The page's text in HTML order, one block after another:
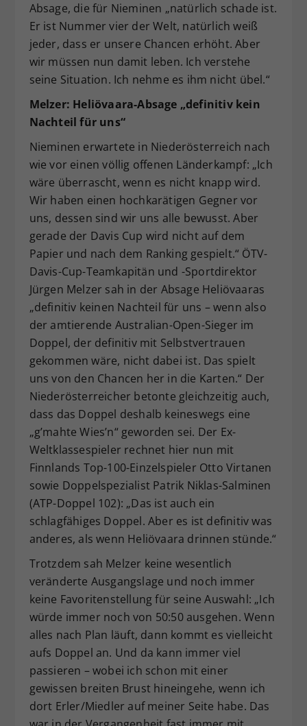
Absage, die für Nieminen „natürlich schade ist.
Er ist Nummer vier der Welt, natürlich weiß
jeder, dass er unsere Chancen erhöht. Aber
wir müssen nun damit leben. Ich verstehe
seine Situation. Ich nehme es ihm nicht übel.“
Melzer: Heliövaara-Absage „definitiv kein
Nachteil für uns“
Nieminen erwartete in Niederösterreich nach
wie vor einen völlig offenen Länderkampf: „Ich
wäre überrascht, wenn es nicht knapp wird.
Wir haben einen hochkarätigen Gegner vor
uns, dessen sind wir uns alle bewusst. Aber
gerade der Davis Cup wird nicht auf dem
Papier und nach dem Ranking gespielt.“ ÖTV-
Davis-Cup-Teamkapitän und -Sportdirektor
Jürgen Melzer sah in der Absage Heliövaaras
„definitiv keinen Nachteil für uns – wenn also
der amtierende Australian-Open-Sieger im
Doppel, der definitiv mit Selbstvertrauen
gekommen wäre, nicht dabei ist. Das spielt
uns von den Chancen her in die Karten.“ Der
Niederösterreicher betonte gleichzeitig auch,
dass das Doppel deshalb keineswegs eine
„g’mahte Wies’n“ geworden sei. Der Ex-
Weltklassespieler rechnet hier nun mit
Finnlands Top-100-Einzelspieler Otto Virtanen
sowie Doppelspezialist Patrik Niklas-Salminen
(ATP-Doppel 102): „Das ist auch ein
schlagfähiges Doppel. Aber es ist definitiv was
anderes, als wenn Heliövaara drinnen stünde.“
Trotzdem sah Melzer keine wesentlich
veränderte Ausgangslage und noch immer
keine Favoritenstellung für seine Auswahl: „Ich
würde immer noch von 50:50 ausgehen. Wenn
alles nach Plan läuft, dann kommt es vielleicht
aufs Doppel an. Und da kann immer viel
passieren – wobei ich schon mit einer
gewissen breiten Brust hineingehe, wenn ich
dort Erler/Miedler auf meiner Seite habe. Das